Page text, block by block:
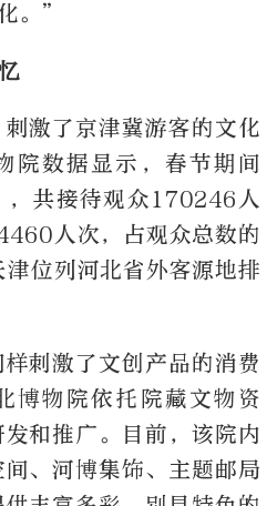
。”
激了京津冀游客的文化
院数据显示，春节期间
，共接待观众170246人
人次，占观众总数的
位列河北省外客源地排
刺激了文创产品的消费
博物院依托院藏文物资
和推广。目前，该院内
、河博集饰、主题邮局